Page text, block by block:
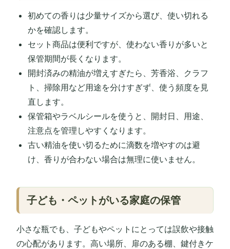
初めての香りは少量サイズから選び、使い切れる
かを確認します。
セット商品は便利ですが、使わない香りが多いと
保管期間が長くなります。
開封済みの精油が増えすぎたら、芳香浴、クラフ
ト、掃除用など用途を分けすぎず、使う頻度を見
直します。
保管箱やラベルシールを使うと、開封日、用途、
注意点を管理しやすくなります。
古い精油を使い切るために滴数を増やすのは避
け、香りが合わない場合は無理に使いません。
子ども・ペットがいる家庭の保管
小さな瓶でも、子どもやペットにとっては誤飲や接触
の心配があります。高い場所、扉のある棚、鍵付きケ